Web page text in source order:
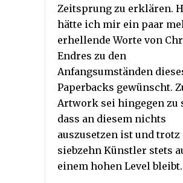
Zeitsprung zu erklären.
hätte ich mir ein paar
erhellende Worte von
Endres zu den
Anfangsumständen
Paperbacks gewünscht.
Artwork sei hingegen zu
dass an diesem nichts
auszusetzen ist und trotz
siebzehn Künstler stets
einem hohen Level bleibt.